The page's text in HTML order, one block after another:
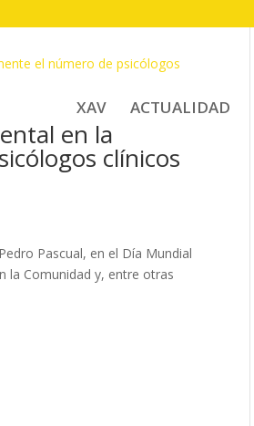
XAV ACTUALIDAD
en la
clínicos
Pascual, en el Día Mundial
la Comunidad y, entre otras